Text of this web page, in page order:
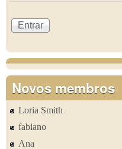
Novos membros
Loria Smith
fabiano
Ana